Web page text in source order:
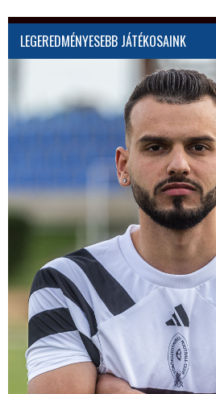
LEGEREDMÉNYESEBB JÁTÉKOSAINK